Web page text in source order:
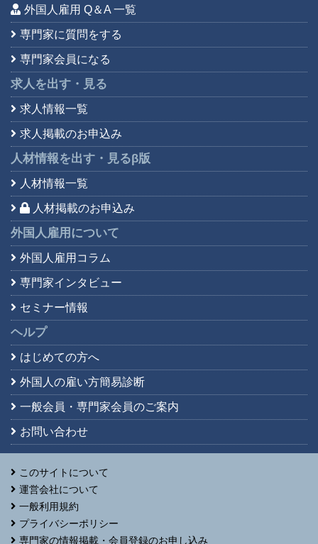
外国人雇用 Q＆A 一覧
専門家に質問をする
専門家会員になる
求人を出す・見る
求人情報一覧
求人掲載のお申込み
人材情報を出す・見るβ版
人材情報一覧
人材掲載のお申込み
外国人雇用について
外国人雇用コラム
専門家インタビュー
セミナー情報
ヘルプ
はじめての方へ
外国人の雇い方簡易診断
一般会員・専門家会員のご案内
お問い合わせ
このサイトについて
運営会社について
一般利用規約
プライバシーポリシー
専門家の情報掲載・会員登録のお申し込み